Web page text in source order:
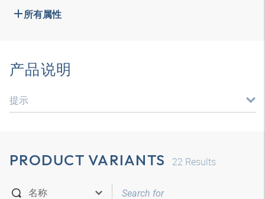
所有属性
产品说明
提示
PRODUCT VARIANTS 22 Results